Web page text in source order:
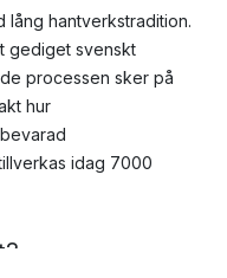
lång hantverkstradition.
gediget svenskt
processen sker på
hur
idag 7000